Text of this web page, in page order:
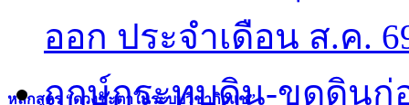
หลักสูตร “ดวงชะตาในระบบวิชากิวแช”
ออก ประจำเดือน ส.ค.
ฤกษ์กระทบดิน-ขุดดินก่